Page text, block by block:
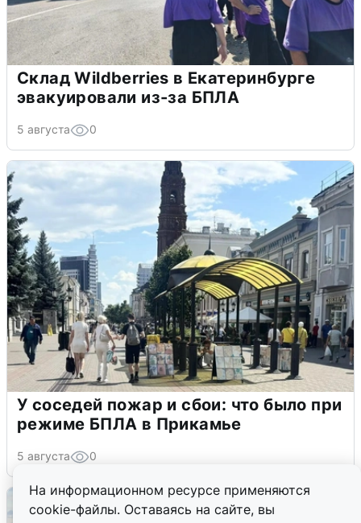
На информационном ресурсе применяются
cookie-файлы. Оставаясь на сайте, вы
Склад Wildberries в Екатеринбурге
эвакуировали из-за БПЛА
5 августа 0
У соседей пожар и сбои: что было при
режиме БПЛА в Прикамье
5 августа 0